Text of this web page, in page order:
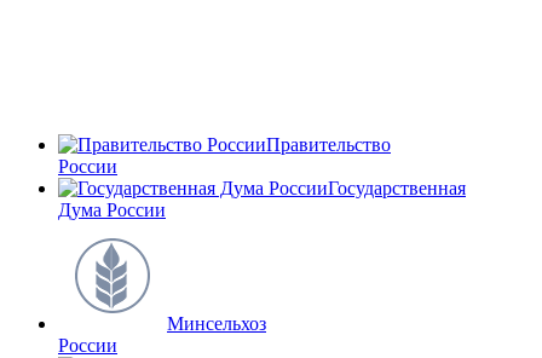
Правительство
России
Государственная
Дума России
Минсельхоз
России